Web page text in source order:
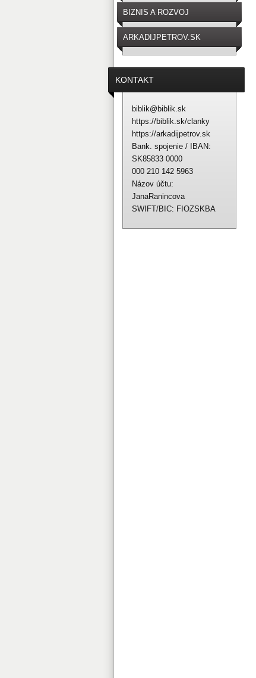
BIZNIS A ROZVOJ
ARKADIJPETROV.SK
KONTAKT
biblik@biblik.sk
https://biblik.sk/clanky
https://arkadijpetrov.sk
Bank. spojenie / IBAN:
SK85833 0000
000 210 142 5963
Názov účtu:
JanaRanincova
SWIFT/BIC: FIOZSKBA